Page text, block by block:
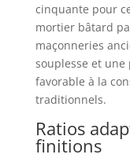
cinquante pour
mortier bâtard
maçonneries
souplesse et
favorable à la
traditionnels.
Ratios
finitions